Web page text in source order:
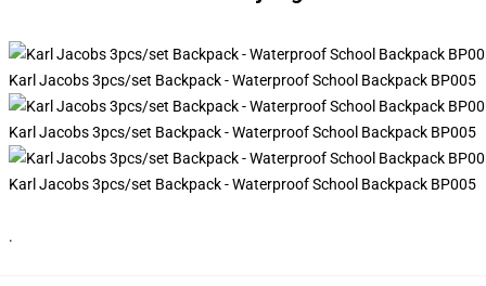
Karl Jacobs 3pcs/set Backpack - Waterproof School Backpack BP005
Karl Jacobs 3pcs/set Backpack - Waterproof School Backpack BP005
Karl Jacobs 3pcs/set Backpack - Waterproof School Backpack BP005
.